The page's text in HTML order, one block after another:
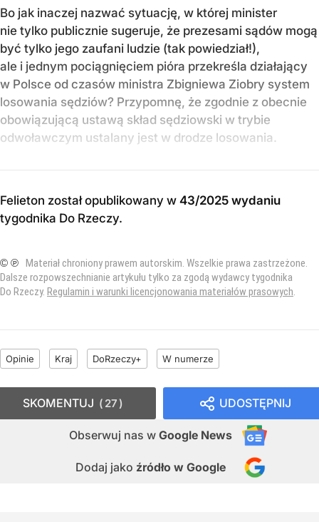
Bo jak inaczej nazwać sytuację, w której minister
nie tylko publicznie sugeruje, że prezesami sądów mogą
być tylko jego zaufani ludzie (tak powiedział!),
ale i jednym pociągnięciem pióra przekreśla działający
w Polsce od czasów ministra Zbigniewa Ziobry system
losowania sędziów? Przypomnę, że zgodnie z obecnie
obowiązującą ustawą skład sędziowski w trybie
odwoławczym ustalany jest w drodze losowania.
Felieton został opublikowany w 43/2025 wydaniu
tygodnika Do Rzeczy.
© ℗ Materiał chroniony prawem autorskim. Wszelkie prawa zastrzeżone.
Dalsze rozpowszechnianie artykułu tylko za zgodą wydawcy tygodnika
Do Rzeczy. Regulamin i warunki licencjonowania materiałów prasowych.
Opinie Kraj DoRzeczy+ W numerze
UDOSTĘPNIJ
Obserwuj nas w Google News
Dodaj jako źródło w Google
SKOMENTUJ 27